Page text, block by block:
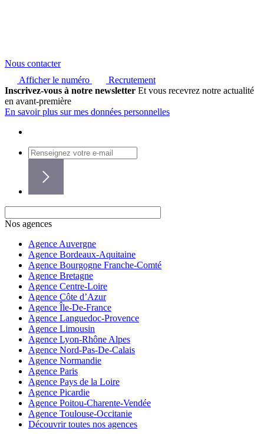
Nous contacter
Afficher le numéro
Recrutement
Inscrivez-vous à notre newsletter Et vous recevrez notre actualité
en avant-première
En savoir plus sur mes données personnelles
Nos agences
Agence Auvergne
Agence Bordeaux-Aquitaine
Agence Bourgogne Franche-Comté
Agence Bretagne
Agence Centre-Loire
Agence Côte d’Azur
Agence Île-De-France
Agence Languedoc-Provence
Agence Limousin
Agence Lyon-Rhône Alpes
Agence Nord-Pas-De-Calais
Agence Normandie
Agence Paris
Agence Pays de la Loire
Agence Picardie
Agence Poitou-Charente-Vendée
Agence Toulouse-Occitanie
Découvrir toutes nos agences